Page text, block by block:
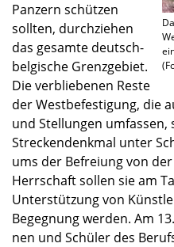
Panzern schüt­zen
sollten, durch­zie­hen
das gesamte deutsch-
belgische Grenz­ge­biet.
Die verblie­be­nen Reste
der Westbe­fes­ti­gung, die
und Stellun­gen umfas­sen,
Strecken­denk­mal unter
ums der Befrei­ung von
Herrschaft sollen sie am
Unter­stüt­zung von
Begeg­nung werden. Am
nen und Schüler des